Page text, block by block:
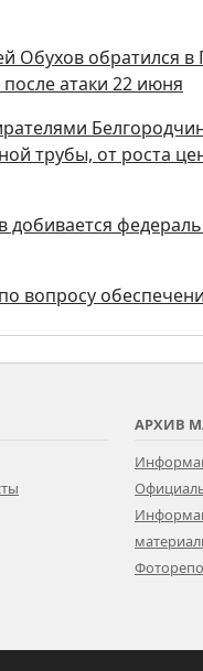
Обухов обратился в
атаки 22 июня
трубы, от роста
добивается
вопросу
АРХИВ